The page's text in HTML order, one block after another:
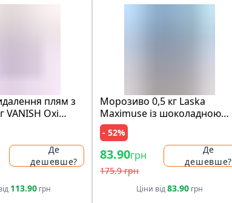
плям з
VANISH Oxi
Pink п/
Де
дешевше?
113.90грн
Морозиво 0,5 кг Laska
Maximuse із шоколадною
крихтою та шматочками
печива
- 52%
83.90грн
175.9 грн
Де
дешевше?
Ціни від83.90грн